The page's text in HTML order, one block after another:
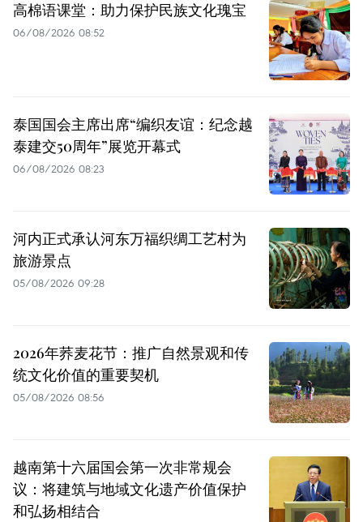
高棉语课堂：助力保护民族文化瑰宝
06/08/2026 08:52
泰国国会主席出席“编织友谊：纪念越
泰建交50周年”展览开幕式
06/08/2026 08:23
河内正式承认河东万福织绸工艺村为
旅游景点
05/08/2026 09:28
2026年荞麦花节：推广自然景观和传
统文化价值的重要契机
05/08/2026 08:56
越南第十六届国会第一次非常规会
议：将建筑与地域文化遗产价值保护
和弘扬相结合